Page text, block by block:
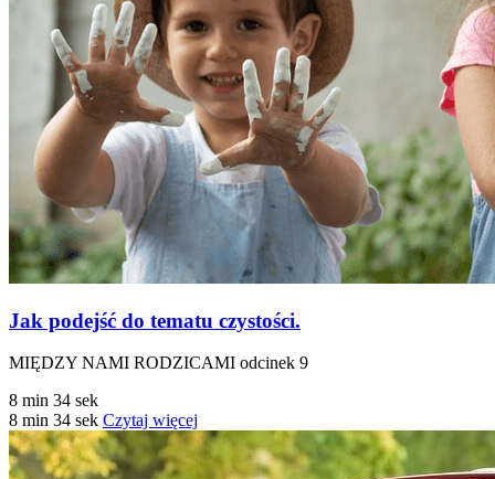
Jak podejść do tematu czystości.
MIĘDZY NAMI RODZICAMI odcinek 9
8 min 34 sek
8 min 34 sek Czytaj więcej